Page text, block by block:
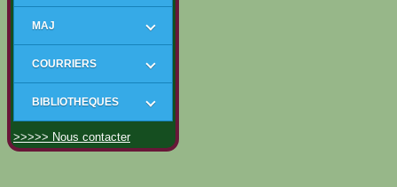
MAJ
COURRIERS
BIBLIOTHEQUES
>>>>> Nous contacter